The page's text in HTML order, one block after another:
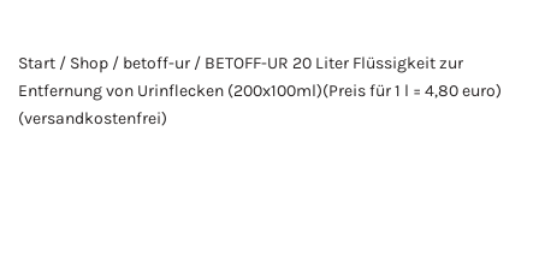
Start / Shop / betoff-ur / BETOFF-UR 20 Liter Flüssigkeit zur
Entfernung von Urinflecken (200x100ml)(Preis für 1 l = 4,80 euro)
(versandkostenfrei)